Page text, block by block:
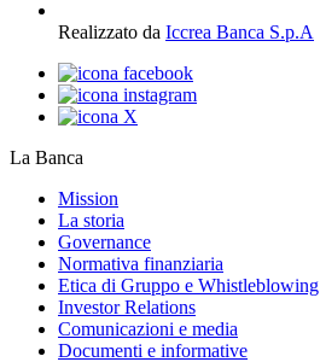
Realizzato da Iccrea Banca S.p.A
La Banca
Mission
La storia
Governance
Normativa finanziaria
Etica di Gruppo e Whistleblowing
Investor Relations
Comunicazioni e media
Documenti e informative